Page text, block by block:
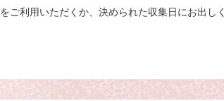
をご利用いただくか、決められた収集日にお出しく